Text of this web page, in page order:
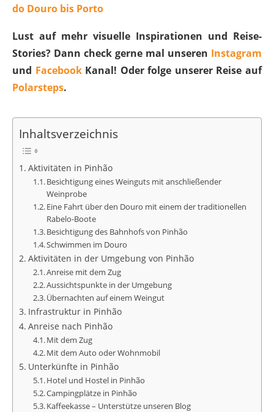
do Douro bis Porto
Lust auf mehr visuelle Inspirationen und Reise-
Stories? Dann check gerne mal unseren Instagram
und FacebookKanal! Oder folge unserer Reise auf
Polarsteps.
Inhaltsverzeichnis
Aktivitäten in Pinhão
Besichtigung eines Weinguts mit anschließender
Weinprobe
Eine Fahrt über den Douro mit einem der traditionellen
Rabelo-Boote
Besichtigung des Bahnhofs von Pinhão
Schwimmen im Douro
Aktivitäten in der Umgebung von Pinhão
Anreise mit dem Zug
Aussichtspunkte in der Umgebung
Übernachten auf einem Weingut
Infrastruktur in Pinhão
Anreise nach Pinhão
Mit dem Zug
Mit dem Auto oder Wohnmobil
Unterkünfte in Pinhão
Hotel und Hostel in Pinhão
Campingplätze in Pinhão
Kaffeekasse – Unterstütze unseren Blog